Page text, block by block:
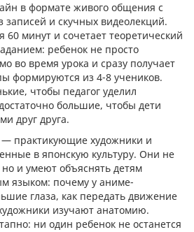
в формате живого общения с
и скучных видеолекций.
60 минут и сочетает теоретический
ребенок не просто
во время урока и сразу получает
формируются из 4-8 учеников.
чтобы педагог уделил
большие, чтобы дети
друг друга.
— практикующие художники и
в японскую культуру. Они не
но и умеют объяснять детям
языком: почему у аниме-
глаза, как передать движение
изучают анатомию.
ни один ребенок не останется